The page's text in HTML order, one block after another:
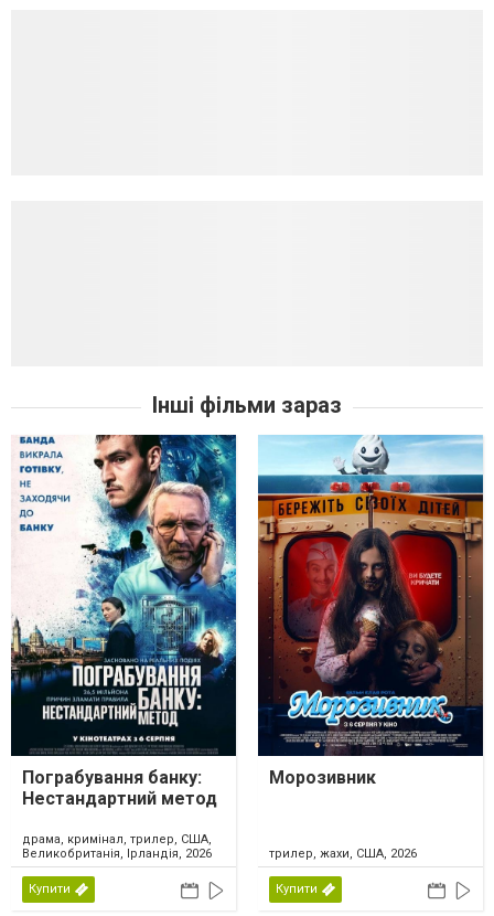
Інші фільми зараз
Пограбування банку:
Нестандартний метод
драма, кримінал, трилер, США,
Великобританія, Ірландія, 2026
Купити
Морозивник
трилер, жахи, США, 2026
Купити